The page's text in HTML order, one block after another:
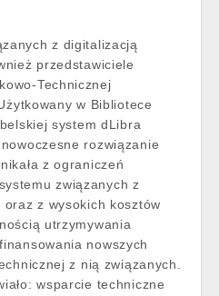
z digitalizacją
przedstawiciele
Technicznej
w Bibliotece
system dLibra
rozwiązanie
z ograniczeń
związanych z
z wysokich kosztów
utrzymywania
nowszych
z nią związanych.
wsparcie techniczne